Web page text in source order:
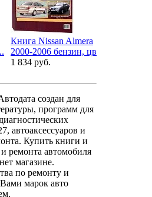
Книга Nissan Almera
2000-2006 бензин, цв..
1 834 руб.
создан для
программ для
автоаксессуаров и
Купить книги и
ремонта автомобиля
магазине.
по ремонту и
марок авто